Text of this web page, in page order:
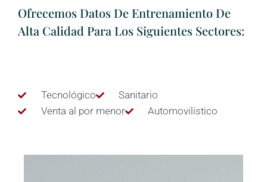
Ofrecemos Datos De Entrenamiento De
Alta Calidad Para Los Siguientes Sectores:
Tecnológico
Sanitario
Venta al por menor
Automovilístico